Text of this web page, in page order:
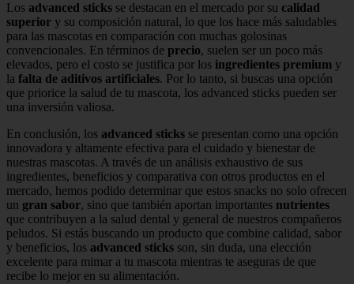
Los advanced sticks se destacan en el mercado por su calidad
superior y su composición natural, lo que los hace más saludables
para las mascotas en comparación con muchas golosinas
convencionales. En términos de precio, suelen ser un poco más
elevados, pero el costo se justifica por los ingredientes premium y
la falta de aditivos artificiales. Por lo tanto, si buscas una opción
que priorice la salud de tu mascota, los advanced sticks pueden ser
una inversión valiosa.
En conclusión, los advanced sticks se presentan como una opción
innovadora y altamente efectiva para el cuidado y bienestar de
nuestras mascotas. A través de un análisis exhaustivo de sus
ingredientes, beneficios y comparativa con otros productos en el
mercado, hemos podido determinar que estos snacks no solo ofrecen
un gran sabor, sino que también aportan importantes nutrientes
que contribuyen a la salud dental y general de nuestros compañeros
peludos. Si estás buscando un producto que combine calidad, sabor
y beneficios, los advanced sticks son, sin duda, una elección
excelente para mimar a tu mascota mientras te aseguras de que
recibe lo mejor en su alimentación.